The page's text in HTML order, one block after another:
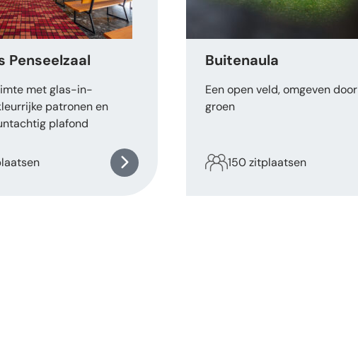
Penseelzaal
met glas-in-
patronen en
plafond
Buitenaula
Een open veld, omgeven door
groen
150 zitplaatsen